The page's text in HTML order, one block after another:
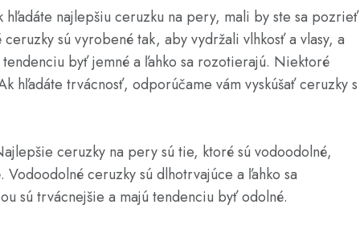
najlepšiu ceruzku na pery, mali by ste sa pozrieť
sú vyrobené tak, aby vydržali vlhkosť a vlasy, a
byť jemné a ľahko sa rozotierajú. Niektoré
hľadáte trvácnosť, odporúčame vám vyskúšať ceruzky s
ceruzky na pery sú tie, ktoré sú vodoodolné,
Vodoodolné ceruzky sú dlhotrvajúce a ľahko sa
sú trvácnejšie a majú tendenciu byť odolné.